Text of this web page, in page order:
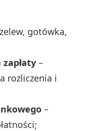
gotówka,
–
rozliczenia i
–